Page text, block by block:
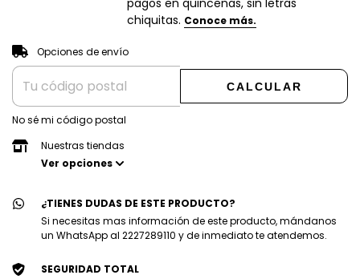
Entregas para el CP:
Opciones de envío
CALCULAR
No sé mi código postal
Nuestras tiendas
Ver opciones
¿TIENES DUDAS DE ESTE PRODUCTO?
Si necesitas mas información de este producto, mándanos
un WhatsApp al 2227289110 y de inmediato te atendemos.
SEGURIDAD TOTAL